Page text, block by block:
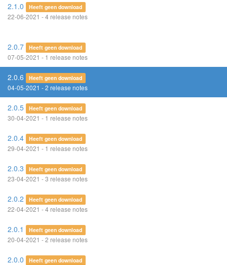
2.1.0 Heeft geen download
22-06-2021 - 4 release notes
2.0.7 Heeft geen download
07-05-2021 - 1 release notes
2.0.6 Heeft geen download
04-05-2021 - 2 release notes
2.0.5 Heeft geen download
30-04-2021 - 1 release notes
2.0.4 Heeft geen download
29-04-2021 - 1 release notes
2.0.3 Heeft geen download
23-04-2021 - 3 release notes
2.0.2 Heeft geen download
22-04-2021 - 4 release notes
2.0.1 Heeft geen download
20-04-2021 - 2 release notes
2.0.0 Heeft geen download